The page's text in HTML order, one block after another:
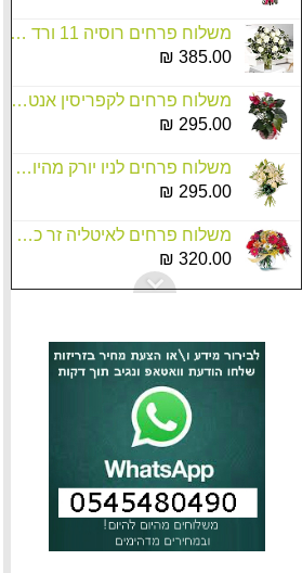
משלוח פרחים רוסיה 11 ורד לבן חייגו 037513618
385.00 ₪
משלוח פרחים לקפריסין אנטוריום עציץ
295.00 ₪
משלוח פרחים לניו יורק מהיום להיום
295.00 ₪
משלוח פרחים לאיטליה זר כפרי
320.00 ₪
משלוח פרחים לשווייץ לכל מקום
זר מתוק פרלינים ופנינים